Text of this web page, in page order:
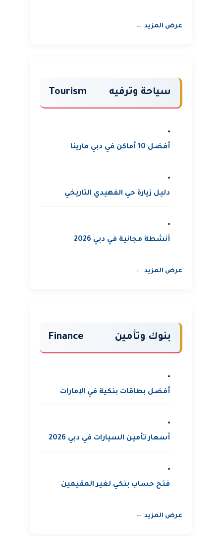
عرض المزيد ←
سياحة وترفيه Tourism
أفضل 10 أماكن في دبي مارينا
دليل زيارة حي الفهيدي التاريخي
أنشطة مجانية في دبي 2026
عرض المزيد ←
بنوك وتأمين Finance
أفضل بطاقات بنكية في الإمارات
أسعار تأمين السيارات في دبي 2026
فتح حساب بنكي لغير المقيمين
عرض المزيد ←